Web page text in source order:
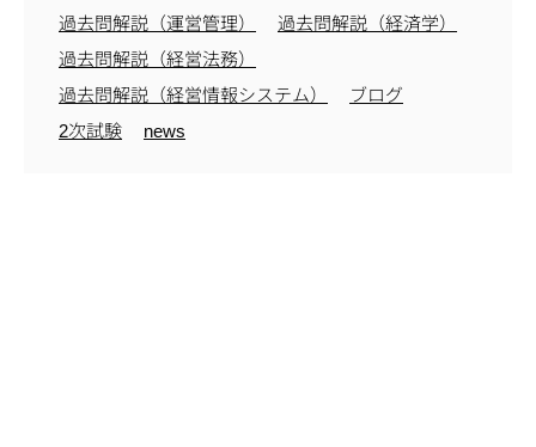
過去問解説（運営管理）
過去問解説（経済学）
過去問解説（経営法務）
過去問解説（経営情報システム）
ブログ
2次試験
news